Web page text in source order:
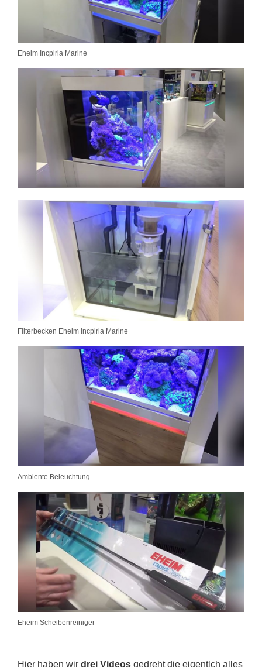
Eheim Incpiria Marine
Filterbecken Eheim Incpiria Marine
Ambiente Beleuchtung
Eheim Scheibenreiniger
Hier haben wir drei Videos gedreht die eigentlch alles